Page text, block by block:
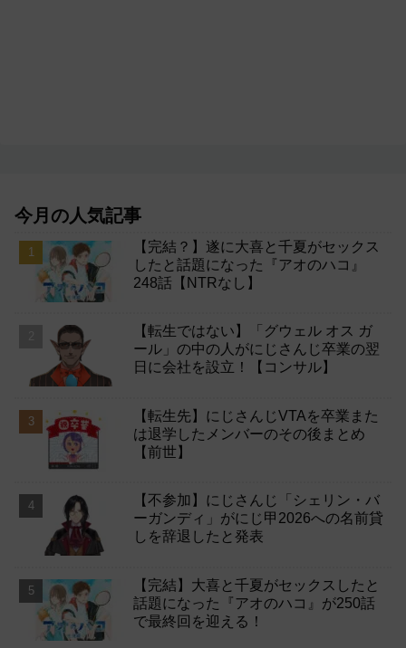
今月の人気記事
【完結？】遂に大喜と千夏がセックス
したと話題になった『アオのハコ』
248話【NTRなし】
【転生ではない】「グウェル オス ガ
ール」の中の人がにじさんじ卒業の翌
日に会社を設立！【コンサル】
【転生先】にじさんじVTAを卒業また
は退学したメンバーのその後まとめ
【前世】
【不参加】にじさんじ「シェリン・バ
ーガンディ」がにじ甲2026への名前貸
しを辞退したと発表
【完結】大喜と千夏がセックスしたと
話題になった『アオのハコ』が250話
で最終回を迎える！